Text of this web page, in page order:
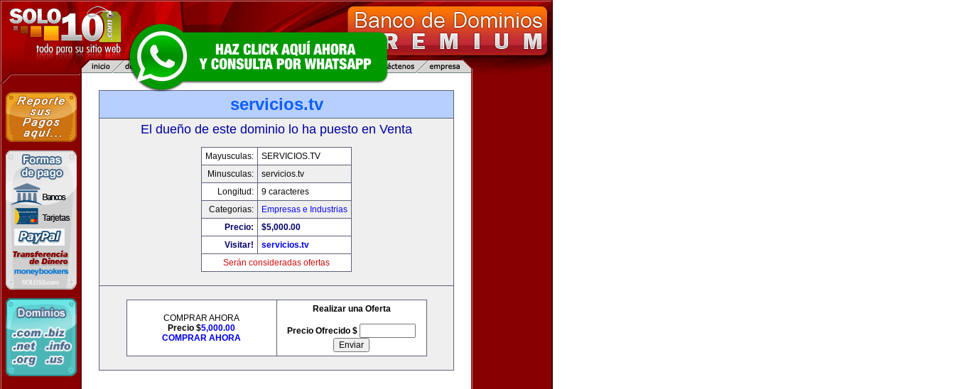
servicios.tv
El dueño de este dominio lo ha puesto en Venta
Mayusculas:
SERVICIOS.TV
Minusculas:
servicios.tv
Longitud:
9 caracteres
Categorias:
Empresas e Industrias
Precio:
$5,000.00
Visitar!
servicios.tv
Serán consideradas ofertas
COMPRAR AHORA
Precio $5,000.00
COMPRAR AHORA
Realizar una Oferta
Precio Ofrecido $